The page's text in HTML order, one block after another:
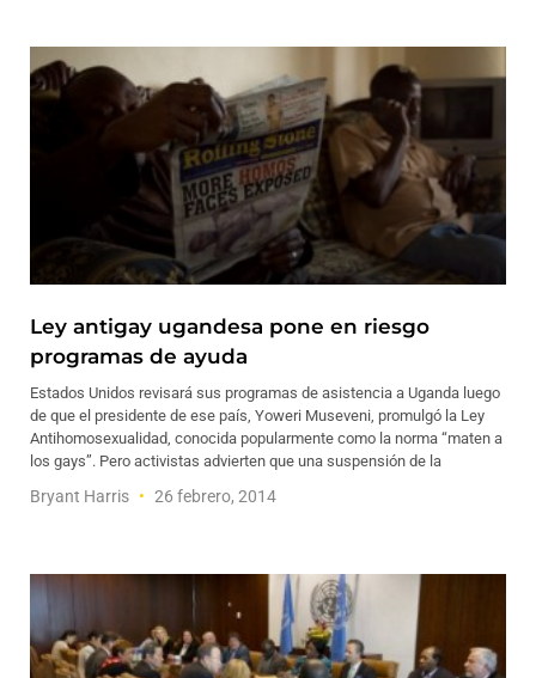
Ley antigay ugandesa pone en riesgo
programas de ayuda
Estados Unidos revisará sus programas de asistencia a Uganda luego
de que el presidente de ese país, Yoweri Museveni, promulgó la Ley
Antihomosexualidad, conocida popularmente como la norma “maten a
los gays”. Pero activistas advierten que una suspensión de la
Bryant Harris 26 febrero, 2014